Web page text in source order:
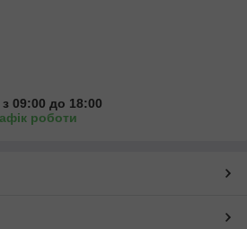
09:00 до 18:00
роботи